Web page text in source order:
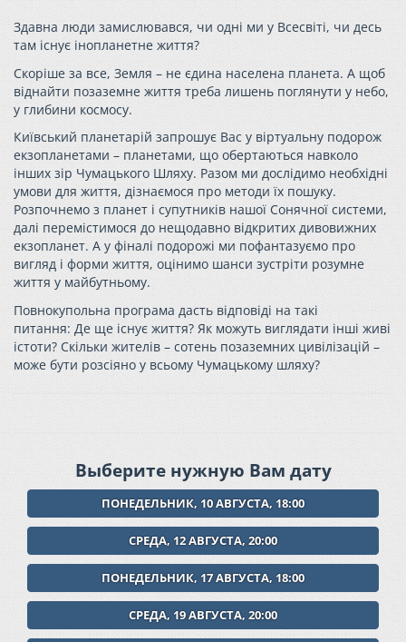
Здавна люди замислювався, чи одні ми у Всесвіті, чи десь
там існує інопланетне життя?
Скоріше за все, Земля – не єдина населена планета. А щоб
віднайти позаземне життя треба лишень поглянути у небо,
у глибини космосу.
Київський планетарій запрошує Вас у віртуальну подорож
екзопланетами – планетами, що обертаються навколо
інших зір Чумацького Шляху. Разом ми дослідимо необхідні
умови для життя, дізнаємося про методи їх пошуку.
Розпочнемо з планет і супутників нашої Сонячної системи,
далі перемістимося до нещодавно відкритих дивовижних
екзопланет. А у фіналі подорожі ми пофантазуємо про
вигляд і форми життя, оцінимо шанси зустріти розумне
життя у майбутньому.
Повнокупольна програма дасть відповіді на такі
питання: Де ще існує життя? Як можуть виглядати інші живі
істоти? Скільки жителів – сотень позаземних цивілізацій –
може бути розсіяно у всьому Чумацькому шляху?
Выберите нужную Вам дату
ПОНЕДЕЛЬНИК, 10 АВГУСТА, 18:00
СРЕДА, 12 АВГУСТА, 20:00
ПОНЕДЕЛЬНИК, 17 АВГУСТА, 18:00
СРЕДА, 19 АВГУСТА, 20:00